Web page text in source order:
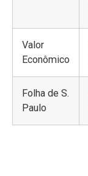
Valor
Econômico
Folha de S.
Paulo